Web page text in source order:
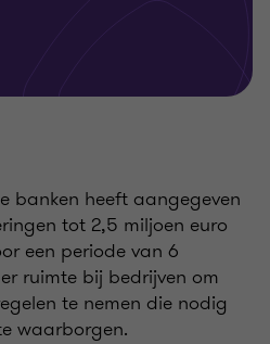
banken heeft aangegeven
tot 2,5 miljoen euro
een periode van 6
ruimte bij bedrijven om
te nemen die nodig
waarborgen.